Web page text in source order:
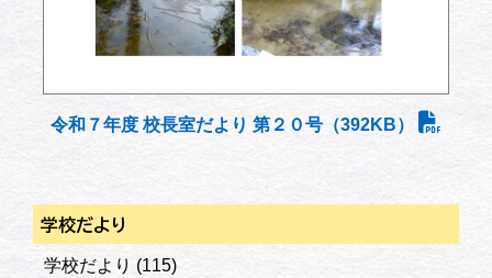
令和７年度 校長室だより 第２０号（392KB）
学校だより
学校だより (115)